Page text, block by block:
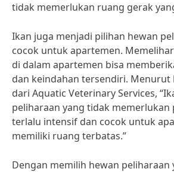
tidak memerlukan ruang gerak
Ikan juga menjadi pilihan hewan
cocok untuk apartemen.
di dalam apartemen bisa
dan keindahan tersendiri. Menurut
dari Aquatic Veterinary Services,
peliharaan yang tidak memerlukan
terlalu intensif dan cocok untuk
memiliki ruang terbatas.”
Dengan memilih hewan peliharaan